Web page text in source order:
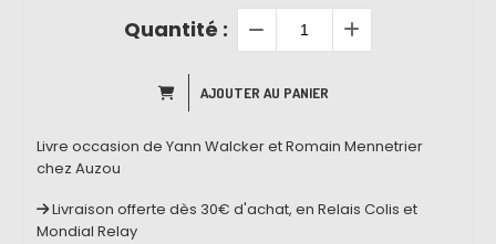
Quantité :
AJOUTER AU PANIER
Livre occasion de Yann Walcker et Romain Mennetrier
chez Auzou
Livraison offerte dès 30€ d'achat, en Relais Colis et
Mondial Relay